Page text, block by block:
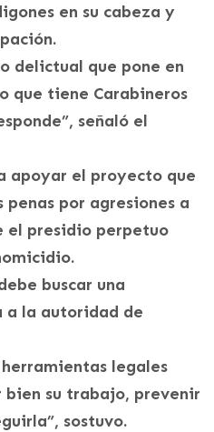
en su cabeza y
delictual que pone en
que tiene Carabineros
señaló el
apoyar el proyecto que
por agresiones a
el presidio perpetuo
buscar una
a la autoridad de
legales
bien su trabajo, prevenir
sostuvo.